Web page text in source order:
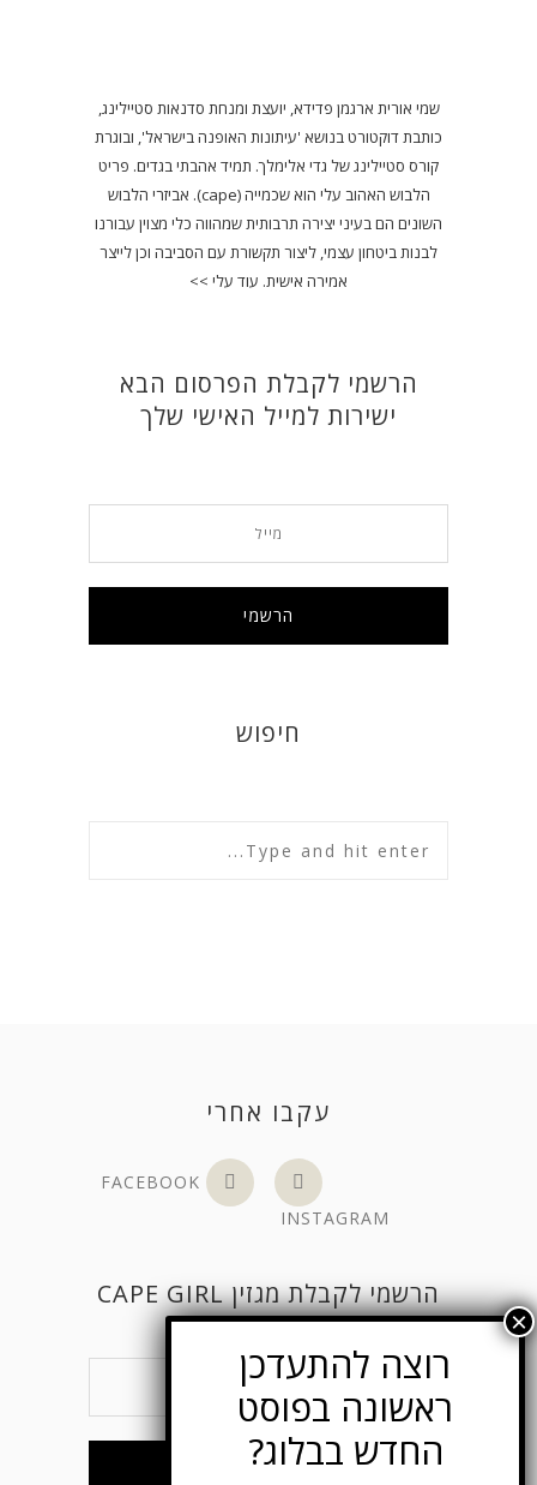
שמי אורית ארגמן פדידא, יועצת ומנחת סדנאות סטיילינג,
כותבת דוקטורט בנושא 'עיתונות האופנה בישראל', ובוגרת
קורס סטיילינג של גדי אלימלך. תמיד אהבתי בגדים. פריט
הלבוש האהוב עלי הוא שכמייה (cape). אביזרי הלבוש
השונים הם בעיני יצירה תרבותית שמהווה כלי מצוין עבורנו
לבנות ביטחון עצמי, ליצור תקשורת עם הסביבה וכן לייצר
אמירה אישית. עוד עלי >>
הרשמי לקבלת הפרסום הבא
ישירות למייל האישי שלך
חיפוש
עקבו אחרי
FACEBOOK
INSTAGRAM
הרשמי לקבלת מגזין CAPE GIRL